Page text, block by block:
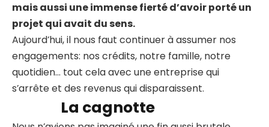
mais aussi une immense fierté d’avoir porté un
projet qui avait du sens.
Aujourd’hui, il nous faut continuer à assumer nos
engagements: nos crédits, notre famille, notre
quotidien… tout cela avec une entreprise qui
s’arrête et des revenus qui disparaissent.
La cagnotte